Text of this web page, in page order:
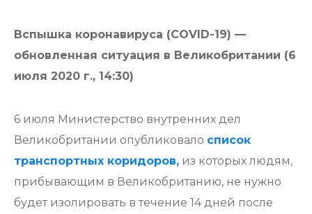
Вспышка коронавируса (COVID-19) —
обновленная ситуация в Великобритании (6
июля 2020 г., 14:30)
6 июля Министерство внутренних дел
Великобритании опубликовало список
транспортных коридоров, из которых людям,
прибывающим в Великобританию, не нужно
будет изолировать в течение 14 дней после